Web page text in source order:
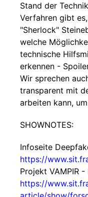
Stand der
Verfahren gibt
"Sherlock"
welche
technische
erkennen -
Wir sprechen
transparent mit
arbeiten kann,
SHOWNOTES:
Infoseite
https://
Projekt VAMPIR
https://